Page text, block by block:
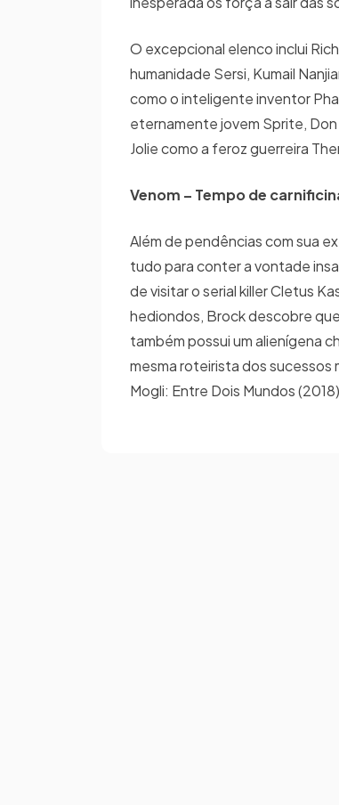
O excepcional elenco inclui
humanidade Sersi, Kumail
como o inteligente inventor
eternamente jovem Sprite,
Jolie como a feroz guerreira
Venom – Tempo de
Além de pendências com sua
tudo para conter a vontade
de visitar o serial killer Cletus
hediondos, Brock descobre
também possui um alienígena
mesma roteirista dos sucessos
Mogli: Entre Dois Mundos